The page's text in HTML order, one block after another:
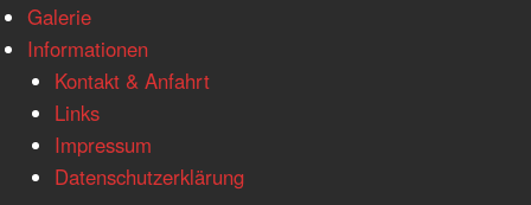
Galerie
Informationen
Kontakt & Anfahrt
Links
Impressum
Datenschutzerklärung